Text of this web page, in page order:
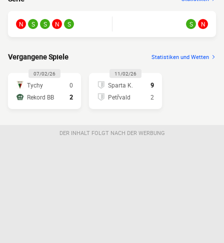
N S S N S S N
Vergangene Spiele Statistiken und Wetten
07/02/26
Tychy
0
Rekord BB
2
11/02/26
Sparta K.
9
Petřvald
2
DER INHALT FOLGT NACH DER WERBUNG